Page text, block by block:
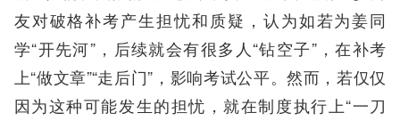
友对破格补考产生担忧和质疑，认为如若为姜同
学“开先河”，后续就会有很多人“钻空子”，在补考
上“做文章”“走后门”，影响考试公平。然而，若仅仅
因为这种可能发生的担忧，就在制度执行上“一刀